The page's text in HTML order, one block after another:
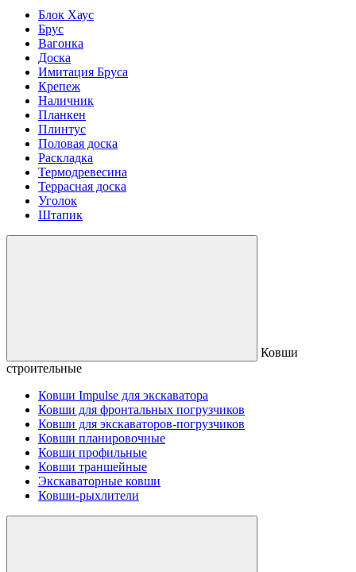
Блок Хаус
Брус
Вагонка
Доска
Имитация Бруса
Крепеж
Наличник
Планкен
Плинтус
Половая доска
Раскладка
Термодревесина
Террасная доска
Уголок
Штапик
Ковши
строительные
Ковши Impulse для экскаватора
Ковши для фронтальных погрузчиков
Ковши для экскаваторов-погрузчиков
Ковши планировочные
Ковши профильные
Ковши траншейные
Экскаваторные ковши
Ковши-рыхлители